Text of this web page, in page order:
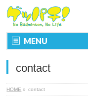
MENU
contact
HOME » contact